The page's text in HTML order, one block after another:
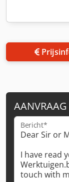
AANVRAAG
Bericht*